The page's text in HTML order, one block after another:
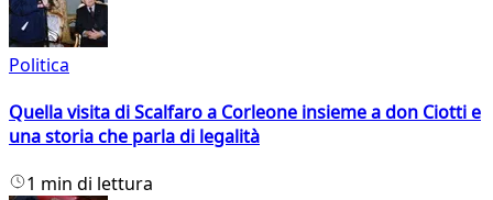
Politica
Quella visita di Scalfaro a Corleone insieme a don Ciotti e
una storia che parla di legalità
1 min di lettura